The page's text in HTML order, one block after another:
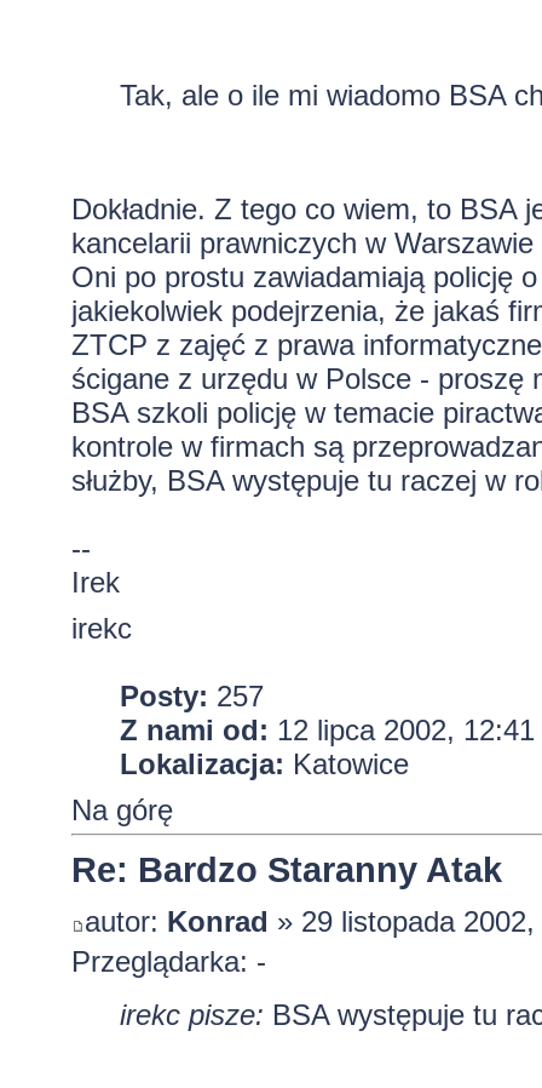
Tak, ale o ile mi wiadomo BSA
Dokładnie. Z tego co wiem, to BSA
kancelarii prawniczych w
Oni po prostu zawiadamiają policję
jakiekolwiek podejrzenia, że jakaś
ZTCP z zajęć z prawa
ścigane z urzędu w Polsce - proszę
BSA szkoli policję w temacie
kontrole w firmach są
służby, BSA występuje tu raczej w
--
Irek
irekc
Posty: 257
Z nami od: 12 lipca 2002, 12:41
Lokalizacja: Katowice
Na górę
Re: Bardzo Staranny Atak
autor: Konrad » 29 listopada
Przeglądarka: -
irekc pisze: BSA występuje tu